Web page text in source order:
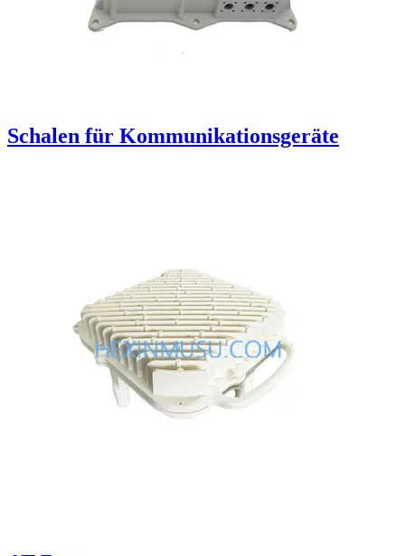
Schalen für Kommunikationsgeräte